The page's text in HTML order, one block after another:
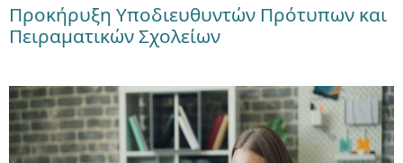
Προκήρυξη Υποδιευθυντών Πρότυπων και
Πειραματικών Σχολείων